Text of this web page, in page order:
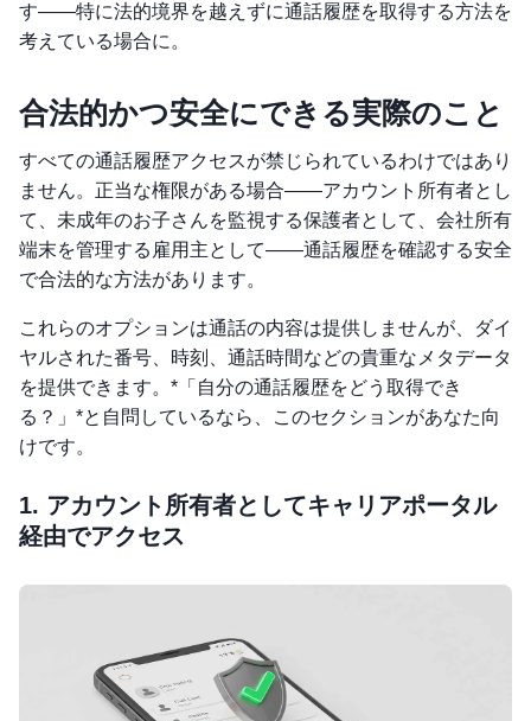
す——特に法的境界を越えずに通話履歴を取得する方法を
考えている場合に。
合法的かつ安全にできる実際のこと
すべての通話履歴アクセスが禁じられているわけではあり
ません。正当な権限がある場合——アカウント所有者とし
て、未成年のお子さんを監視する保護者として、会社所有
端末を管理する雇用主として——通話履歴を確認する安全
で合法的な方法があります。
これらのオプションは通話の内容は提供しませんが、ダイ
ヤルされた番号、時刻、通話時間などの貴重なメタデータ
を提供できます。*「自分の通話履歴をどう取得でき
る？」*と自問しているなら、このセクションがあなた向
けです。
1. アカウント所有者としてキャリアポータル
経由でアクセス